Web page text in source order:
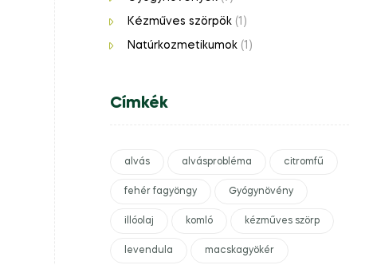
Kézműves szörpök(1)
Natúrkozmetikumok(1)
Címkék
alvás alvásprobléma citromfű
fehér fagyöngy Gyógynövény
illóolaj komló kézműves szörp
levendula macskagyökér